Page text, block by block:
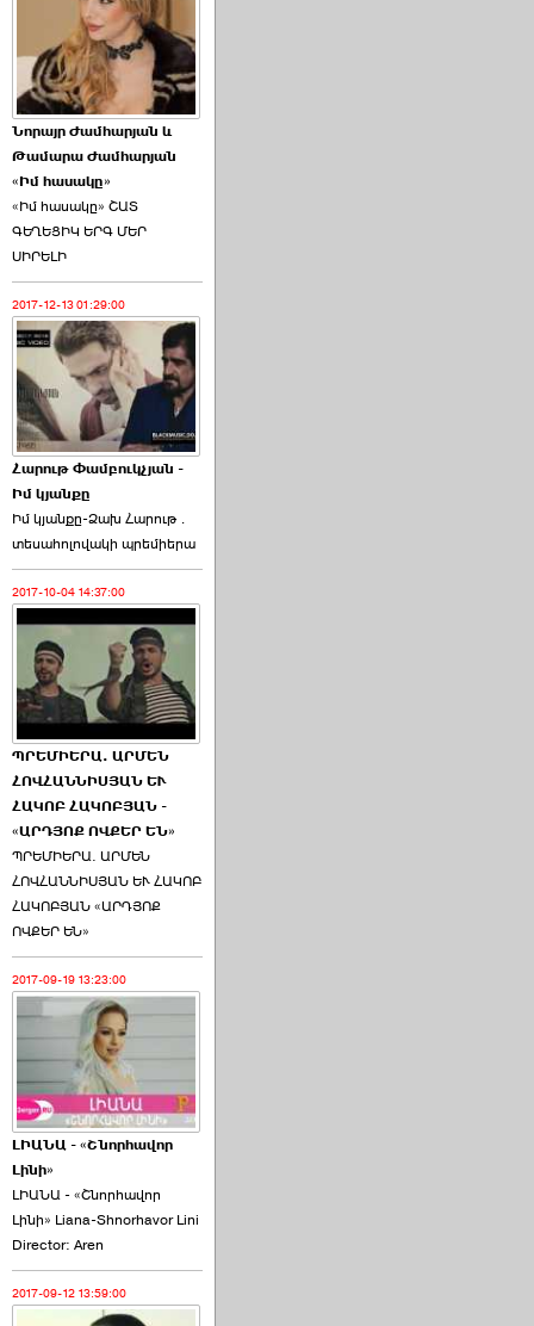
Որպես ընդդիմադիր
ընտրող՝ ›››
Նորայր Ժամհարյան և
Թամարա Ժամհարյան
«Իմ հասակը»
«Իմ հասակը» ՇԱՏ
ԳԵՂԵՑԻԿ ԵՐԳ ՄԵՐ
ՍԻՐԵԼԻ
2017-12-13 01:29:00
Հարութ Փամբուկչյան -
Իմ կյանքը
Իմ կյանքը-Ձախ Հարnւթ․
տեuաhnլnվակի պրեմիերա
2017-10-04 14:37:00
ՊՐԵՄԻԵՐԱ. ԱՐՄԵՆ
ՀՈՎՀԱՆՆԻՍՅԱՆ ԵՒ
ՀԱԿՈԲ ՀԱԿՈԲՅԱՆ -
«ԱՐԴՅՈՔ ՈՎՔԵՐ ԵՆ»
ՊՐԵՄԻԵՐԱ. ԱՐՄԵՆ
ՀՈՎՀԱՆՆԻՍՅԱՆ ԵՒ ՀԱԿՈԲ
ՀԱԿՈԲՅԱՆ «ԱՐԴՅՈՔ
ՈՎՔԵՐ ԵՆ»
2017-09-19 13:23:00
ԼԻԱՆԱ - «Շնորհավոր
Լինի»
ԼԻԱՆԱ - «Շնորհավոր
Լինի» Liana-Shnorhavor Lini
Director: Aren
2017-09-12 13:59:00